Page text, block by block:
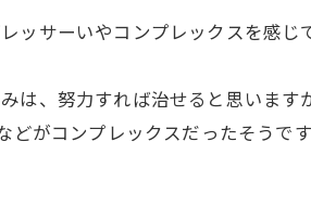
ッサーいやコンプレックスを感じ
は、努力すれば治せると思いま
がコンプレックスだったそうです